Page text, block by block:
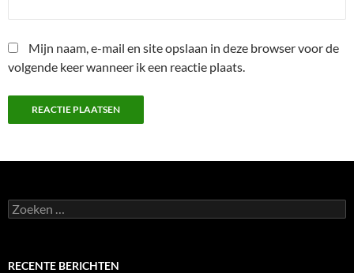
Mijn naam, e-mail en site opslaan in deze browser voor de
volgende keer wanneer ik een reactie plaats.
Zoeken
naar:
RECENTE BERICHTEN